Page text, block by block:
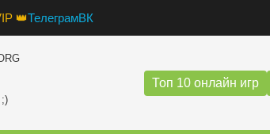
👑ТелеграмВК
Топ 10 онлайн игр